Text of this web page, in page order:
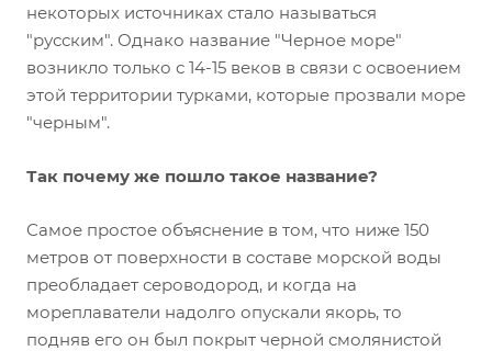
некоторых источниках стало называться
"русским". Однако название "Черное море"
возникло только с 14-15 веков в связи с освоением
этой территории турками, которые прозвали море
"черным".
Так почему же пошло такое название?
Самое простое объяснение в том, что ниже 150
метров от поверхности в составе морской воды
преобладает сероводород, и когда на
мореплаватели надолго опускали якорь, то
подняв его он был покрыт черной смолянистой